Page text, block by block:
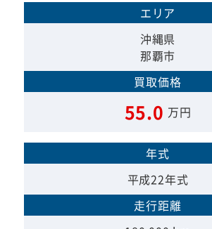
エリア
沖縄県
那覇市
買取価格
55.0 万円
年式
平成22年式
走行距離